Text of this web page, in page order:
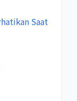
Saat